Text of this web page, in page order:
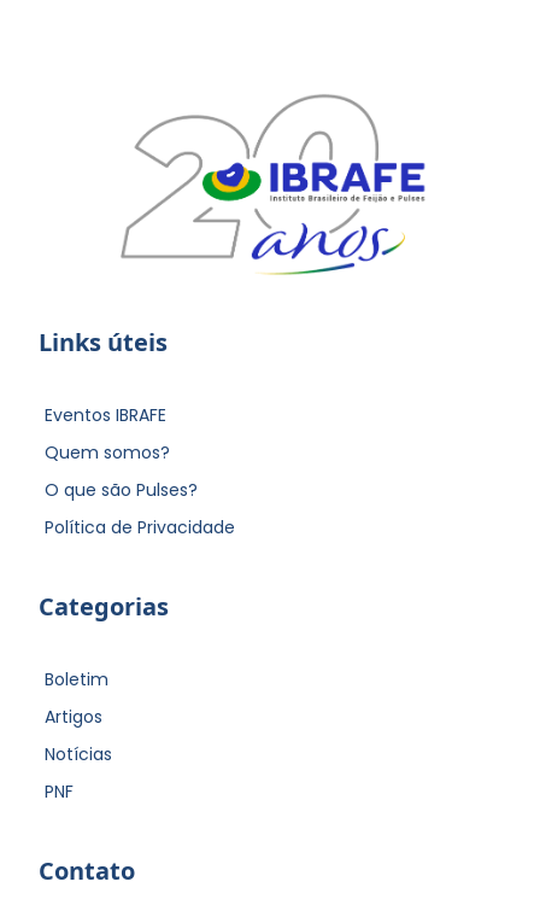
Links úteis
Eventos IBRAFE
Quem somos?
O que são Pulses?
Política de Privacidade
Categorias
Boletim
Artigos
Notícias
PNF
Contato